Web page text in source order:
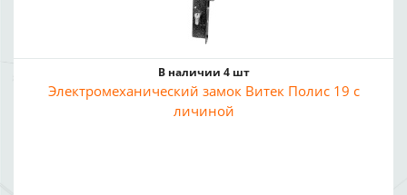
В наличии 4 шт
Электромеханический замок Витек Полис 19 с
личиной